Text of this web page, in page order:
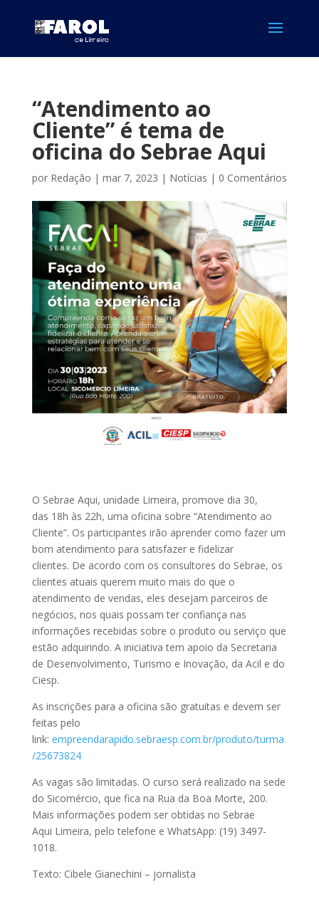
“Atendimento ao
Cliente” é tema de
oficina do Sebrae Aqui
por Redação | mar 7, 2023 | Notícias | 0 Comentários
O Sebrae Aqui, unidade Limeira, promove dia 30,
das 18h às 22h, uma oficina sobre “Atendimento ao
Cliente”. Os participantes irão aprender como fazer um
bom atendimento para satisfazer e fidelizar
clientes. De acordo com os consultores do Sebrae, os
clientes atuais querem muito mais do que o
atendimento de vendas, eles desejam parceiros de
negócios, nos quais possam ter confiança nas
informações recebidas sobre o produto ou serviço que
estão adquirindo. A iniciativa tem apoio da Secretaria
de Desenvolvimento, Turismo e Inovação, da Acil e do
Ciesp.
As inscrições para a oficina são gratuitas e devem ser
feitas pelo
link: empreendarapido.sebraesp.com.br/produto/turma
/25673824
As vagas são limitadas. O curso será realizado na sede
do Sicomércio, que fica na Rua da Boa Morte, 200.
Mais informações podem ser obtidas no Sebrae
Aqui Limeira, pelo telefone e WhatsApp: (19) 3497-
1018.
Texto: Cibele Gianechini – jornalista